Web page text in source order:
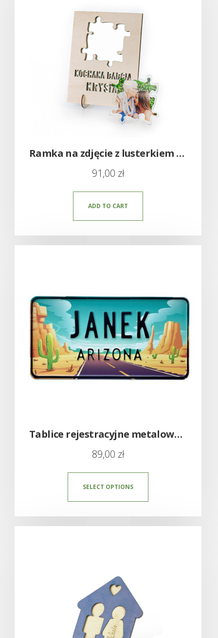
Ramka na zdjęcie z lusterkiem – drewno i plexi
91,00 zł
ADD TO CART
Tablice rejestracyjne metalowe – amerykańskie z imieniem USA
89,00 zł
SELECT OPTIONS